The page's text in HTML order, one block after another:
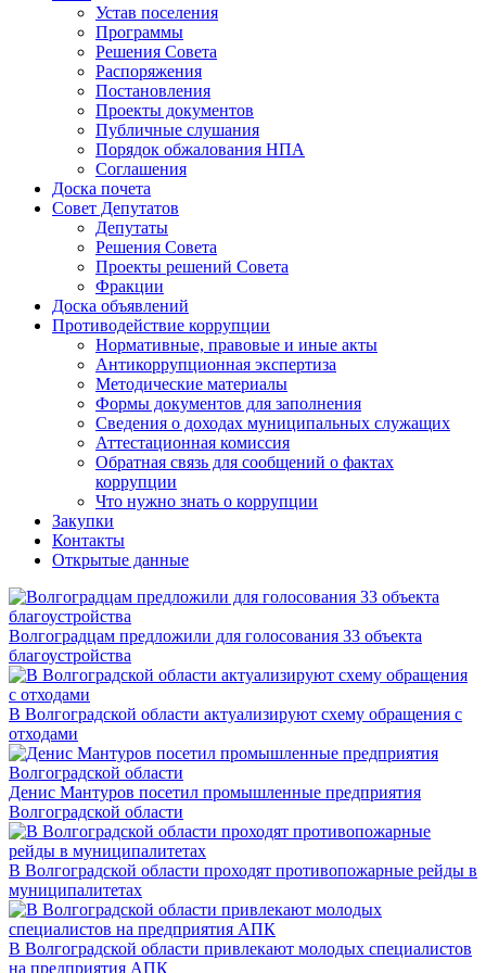
Устав поселения
Программы
Решения Совета
Распоряжения
Постановления
Проекты документов
Публичные слушания
Порядок обжалования НПА
Соглашения
Доска почета
Совет Депутатов
Депутаты
Решения Совета
Проекты решений Совета
Фракции
Доска объявлений
Противодействие коррупции
Нормативные, правовые и иные акты
Антикоррупционная экспертиза
Методические материалы
Формы документов для заполнения
Сведения о доходах муниципальных служащих
Аттестационная комиссия
Обратная связь для сообщений о фактах
коррупции
Что нужно знать о коррупции
Закупки
Контакты
Открытые данные
Волгоградцам предложили для голосования 33 объекта
благоустройства
В Волгоградской области актуализируют схему обращения с
отходами
Денис Мантуров посетил промышленные предприятия
Волгоградской области
В Волгоградской области проходят противопожарные рейды в
муниципалитетах
В Волгоградской области привлекают молодых специалистов
на предприятия АПК